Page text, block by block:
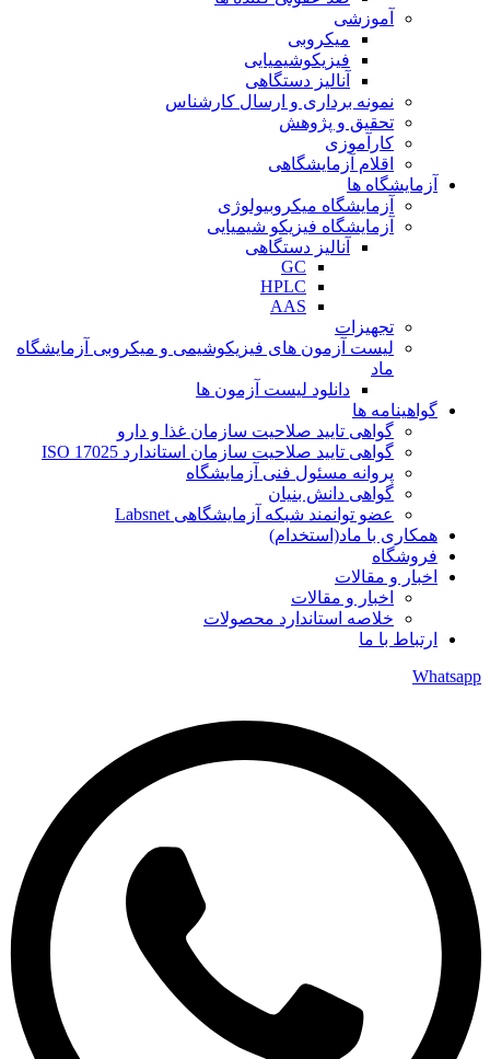
آموزشی
میکروبی
فیزیکوشیمیایی
آنالیز دستگاهی
نمونه برداری و ارسال کارشناس
تحقیق و پژوهش
کارآموزی
اقلام آزمایشگاهی
آزمایشگاه ها
آزمایشگاه میکروبیولوژی
آزمایشگاه فیزیکو شیمیایی
آنالیز دستگاهی
GC
HPLC
AAS
تجهیزات
لیست آزمون های فیزیکوشیمی و میکروبی آزمایشگاه
ماد
دانلود لیست آزمون ها
گواهینامه ها
گواهی تایید صلاحیت سازمان غذا و دارو
گواهی تایید صلاحیت سازمان استاندارد ISO 17025
پروانه مسئول فنی آزمایشگاه
گواهی دانش بنیان
عضو توانمند شبکه آزمایشگاهی Labsnet
همکاری با ماد(استخدام)
فروشگاه
اخبار و مقالات
اخبار و مقالات
خلاصه استاندارد محصولات
ارتباط با ما
Whatsapp